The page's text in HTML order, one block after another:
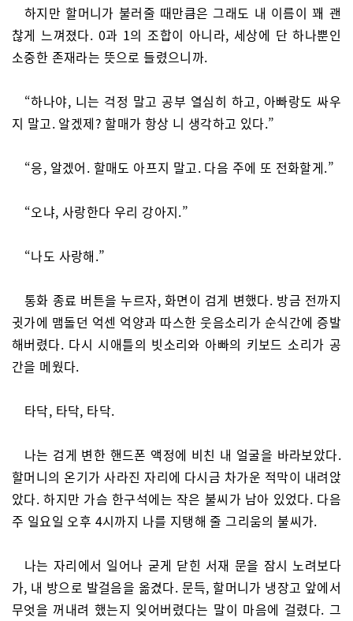
하지만 할머니가 불러줄 때만큼은 그래도 내 이름이 꽤 괜
찮게 느껴졌다. 0과 1의 조합이 아니라, 세상에 단 하나뿐인
소중한 존재라는 뜻으로 들렸으니까.
“하나야, 니는 걱정 말고 공부 열심히 하고, 아빠랑도 싸우
지 말고. 알겠제? 할매가 항상 니 생각하고 있다.”
“응, 알겠어. 할매도 아프지 말고. 다음 주에 또 전화할게.”
“오냐, 사랑한다 우리 강아지.”
“나도 사랑해.”
통화 종료 버튼을 누르자, 화면이 검게 변했다. 방금 전까지
귓가에 맴돌던 억센 억양과 따스한 웃음소리가 순식간에 증발
해버렸다. 다시 시애틀의 빗소리와 아빠의 키보드 소리가 공
간을 메웠다.
타닥, 타닥, 타닥.
나는 검게 변한 핸드폰 액정에 비친 내 얼굴을 바라보았다.
할머니의 온기가 사라진 자리에 다시금 차가운 적막이 내려앉
았다. 하지만 가슴 한구석에는 작은 불씨가 남아 있었다. 다음
주 일요일 오후 4시까지 나를 지탱해 줄 그리움의 불씨가.
나는 자리에서 일어나 굳게 닫힌 서재 문을 잠시 노려보다
가, 내 방으로 발걸음을 옮겼다. 문득, 할머니가 냉장고 앞에서
무엇을 꺼내려 했는지 잊어버렸다는 말이 마음에 걸렸다. 그